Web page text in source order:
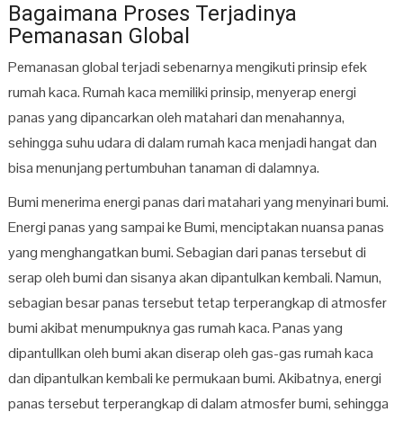
Bagaimana Proses Terjadinya
Pemanasan Global
Pemanasan global terjadi sebenarnya mengikuti prinsip efek
rumah kaca. Rumah kaca memiliki prinsip, menyerap energi
panas yang dipancarkan oleh matahari dan menahannya,
sehingga suhu udara di dalam rumah kaca menjadi hangat dan
bisa menunjang pertumbuhan tanaman di dalamnya.
Bumi menerima energi panas dari matahari yang menyinari bumi.
Energi panas yang sampai ke Bumi, menciptakan nuansa panas
yang menghangatkan bumi. Sebagian dari panas tersebut di
serap oleh bumi dan sisanya akan dipantulkan kembali. Namun,
sebagian besar panas tersebut tetap terperangkap di atmosfer
bumi akibat menumpuknya gas rumah kaca. Panas yang
dipantullkan oleh bumi akan diserap oleh gas-gas rumah kaca
dan dipantulkan kembali ke permukaan bumi. Akibatnya, energi
panas tersebut terperangkap di dalam atmosfer bumi, sehingga